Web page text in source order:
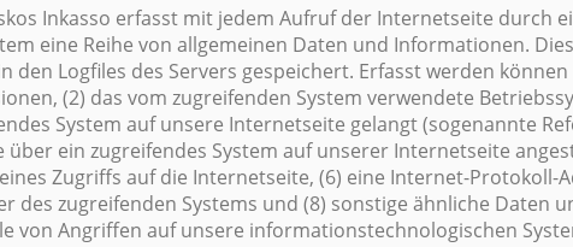
Inkasso erfasst mit jedem Aufruf der Internetseite durch
eine Reihe von allgemeinen Daten und Informationen.
den Logfiles des Servers gespeichert. Erfasst werden
(2) das vom zugreifenden System verwendete
System auf unsere Internetseite gelangt (sogenannte
über ein zugreifendes System auf unserer Internetseite
Zugriffs auf die Internetseite, (6) eine Internet-Protokoll-
des zugreifenden Systems und (8) sonstige ähnliche Daten
von Angriffen auf unsere informationstechnologischen